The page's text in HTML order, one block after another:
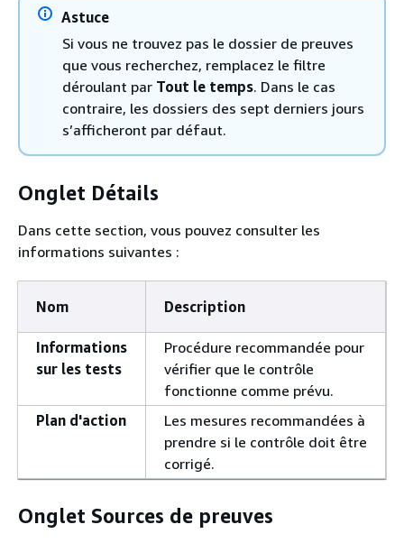
Astuce
Si vous ne trouvez pas le dossier de preuves
que vous recherchez, remplacez le filtre
déroulant par Tout le temps. Dans le cas
contraire, les dossiers des sept derniers jours
s’afficheront par défaut.
Onglet Détails
Dans cette section, vous pouvez consulter les
informations suivantes :
Nom Description
Informations
sur les tests
Procédure recommandée pour
vérifier que le contrôle
fonctionne comme prévu.
Plan d'action
Les mesures recommandées à
prendre si le contrôle doit être
corrigé.
Onglet Sources de preuves